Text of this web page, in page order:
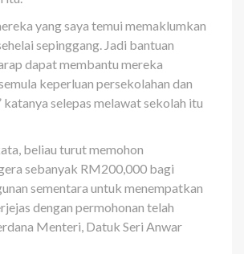
yang saya temui memaklumkan
sepinggang. Jadi bantuan
dapat membantu mereka
keperluan persekolahan dan
katanya selepas melawat sekolah itu
beliau turut memohon
sebanyak RM200,000 bagi
sementara untuk menempatkan
dengan permohonan telah
Menteri, Datuk Seri Anwar